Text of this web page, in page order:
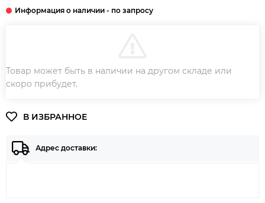
Товар может быть в наличии на другом складе или
скоро прибудет.
Адрес доставки: